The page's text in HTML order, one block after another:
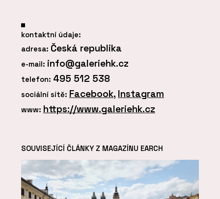
kontaktní údaje:
adresa: Česká republika
e-mail: info@galeriehk.cz
telefon: 495 512 538
sociální sítě: Facebook, Instagram
www: https://www.galeriehk.cz
SOUVISEJÍCÍ ČLÁNKY Z MAGAZÍNU EARCH